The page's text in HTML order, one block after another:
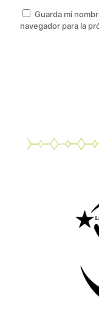
Guarda mi
navegador para la